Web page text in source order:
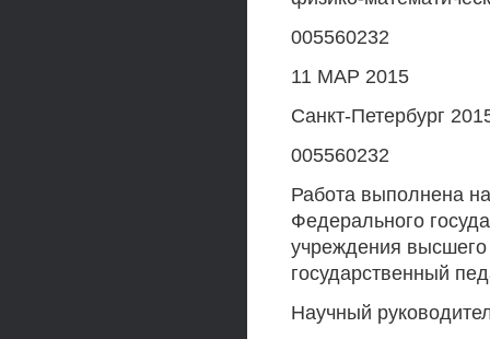
005560232
11 MAP 2015
Санкт-Петербург
005560232
Работа выполнена
Федерального
учреждения высшего
государственный
Научный